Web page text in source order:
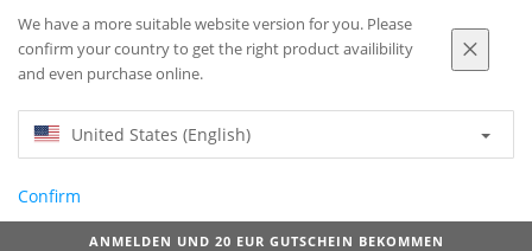
We have a more suitable website version for you. Please
confirm your country to get the right product availibility
and even purchase online.
United States (English)
Confirm
ANMELDEN UND 20 EUR GUTSCHEIN BEKOMMEN